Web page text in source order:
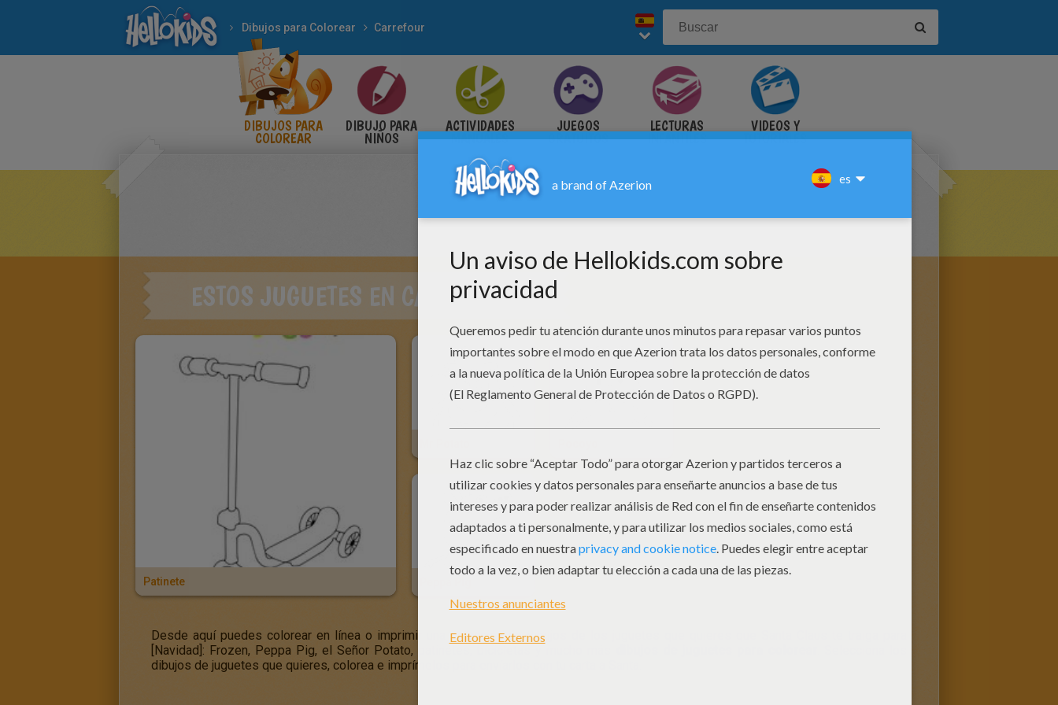
Dibujos para Colorear Carrefour
DIBUJOS PARA
COLOREAR
DIBUJO PARA
NIÑOS
ACTIVIDADES
MANUALES
JUEGOS
GRATUITOS
LECTURAS
INFANTILES
VIDEOS Y
TUTORIALES
ESTOS JUGUETES EN CARREFOUR
Patinete
Desde aquí puedes colorear en línea o imprimir una colección de dibujos de los juguetes que quieres que Santa Claus te traiga para
[Navidad]: Frozen, Peppa Pig, el Señor Potato, patinetes, bicicletas y mucho más
dibujos de juguetes que quieres, colorea e imprímelos para envíarlos con tu carta a Santa.